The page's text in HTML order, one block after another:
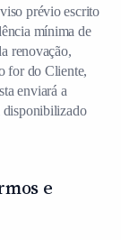
prévio escrito
mínima de
renovação,
for do Cliente,
enviará a
disponibilizado
e